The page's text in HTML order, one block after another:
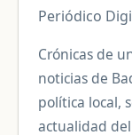
Periódico
Crónicas de
noticias de
política local,
actualidad